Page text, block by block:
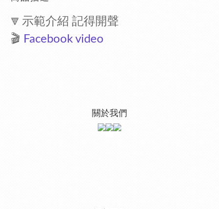
🔻 示範介紹 記得開聲
🎬 Facebook video
關於我們